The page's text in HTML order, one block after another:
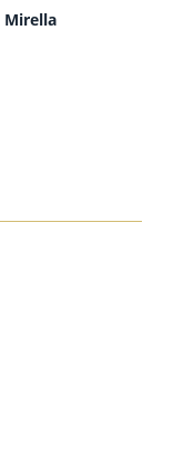
Mirella